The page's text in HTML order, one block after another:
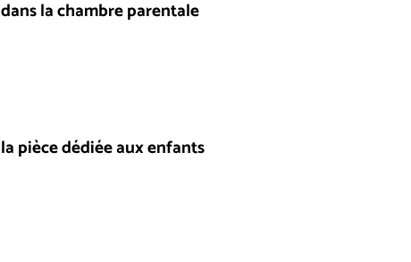
dans la chambre parentale
la pièce dédiée aux enfants